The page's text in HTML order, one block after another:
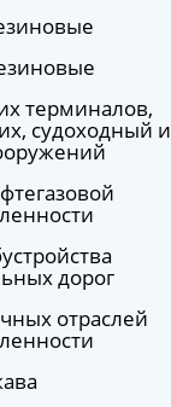
терминалов,
судоходный и
дорог
отраслей